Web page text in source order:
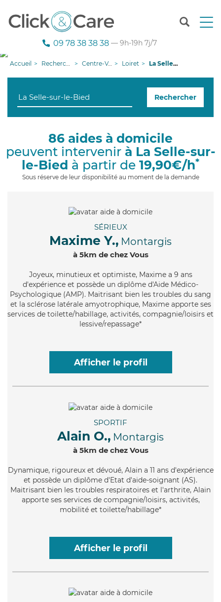
T
n
g
i
09 78 38 38 38 — 9h-19h 7j/7
Accueil Recherche aide à domicile Centre-Val de Loire Loiret La Selle-sur-le-Bied
Rechercher
86 aides à domicile
peuvent intervenir à La Selle-sur-
le-Bied à partir de 19,90€/h*
Sous réserve de leur disponibilité au moment de la demande
SÉRIEUX
Maxime Y., Montargis
à 5km de chez Vous
Joyeux, minutieux et optimiste, Maxime a 9 ans
d'expérience et possède un diplôme d'Aide Médico-
Psychologique (AMP). Maitrisant bien les troubles du sang
et la sclérose latérale amyotrophique, Maxime apporte ses
services de toilette/habillage, activités, compagnie/loisirs et
lessive/repassage*
Afficher le profil
SPORTIF
Alain O., Montargis
à 5km de chez Vous
Dynamique, rigoureux et dévoué, Alain a 11 ans d'expérience
et possède un diplôme d'Etat d'aide-soignant (AS).
Maitrisant bien les troubles respiratoires et l'arthrite, Alain
apporte ses services de compagnie/loisirs, activités,
mobilité et toilette/habillage*
Afficher le profil